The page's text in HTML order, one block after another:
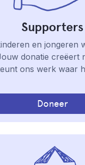
Supporters
en jongeren
donatie creëert
ons werk waar
Doneer